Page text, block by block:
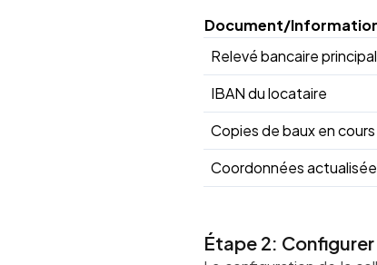
Document/
Relevé bancaire principal
IBAN du locataire
Copies de baux en cours
Coordonnées
Étape 2: